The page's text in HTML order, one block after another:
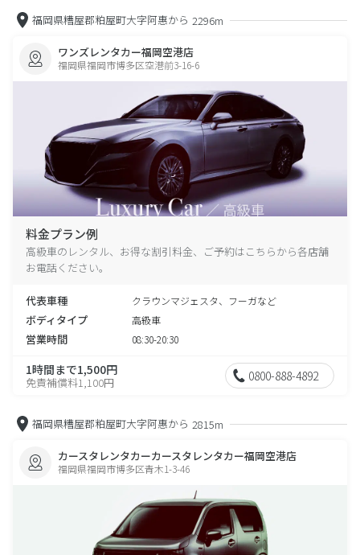
福岡県糟屋郡粕屋町大字阿惠から 2296m
ワンズレンタカー福岡空港店
福岡県福岡市博多区空港前3-16-6
料金プラン例
高級車のレンタル、お得な割引料金、ご予約はこちらから各店舗
お電話ください。
代表車種 クラウンマジェスタ、フーガなど
ボディタイプ 高級車
営業時間 08:30-20:30
1時間まで1,500円
免責補償料1,100円 0800-888-4892
福岡県糟屋郡粕屋町大字阿惠から 2815m
カースタレンタカーカースタレンタカー福岡空港店
福岡県福岡市博多区青木1-3-46